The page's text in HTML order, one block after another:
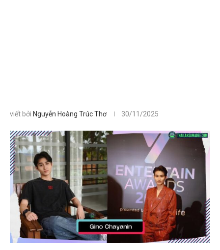
viết bởi Nguyễn Hoàng Trúc Thơ 30/11/2025